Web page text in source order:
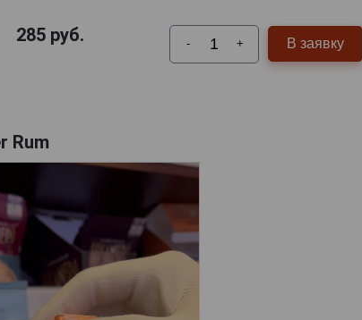
285руб. - + В заявку
Rum